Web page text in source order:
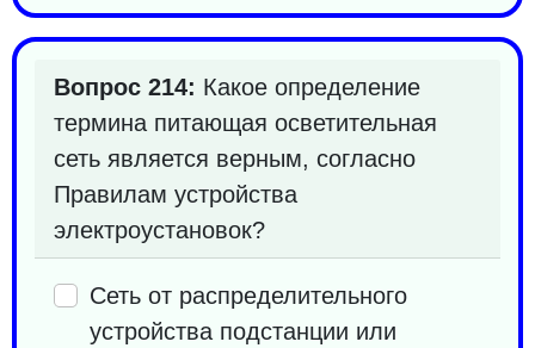
Вопрос 214: Какое определение
термина питающая осветительная
сеть является верным, согласно
Правилам устройства
электроустановок?
Сеть от распределительного
устройства подстанции или